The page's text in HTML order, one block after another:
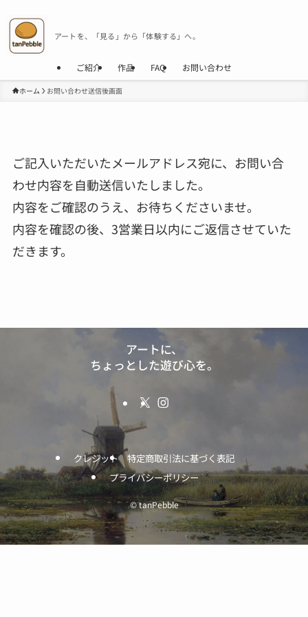
アートを、「見る」から「体験する」へ。
ご紹介 作品 FAQ お問い合わせ
ホーム お問い合わせ送信後画面
ご記入いただいたメールアドレス宛に、お問い合
わせ内容を自動送信いたしました。
内容をご確認のうえ、お待ちくださいませ。
内容を確認の後、3営業日以内にご返信させていた
だきます。
アートに、
ちょっとした遊び心を。
クレジット
特定商取引法に基づく表記
プライバシーポリシー
©tanPebble